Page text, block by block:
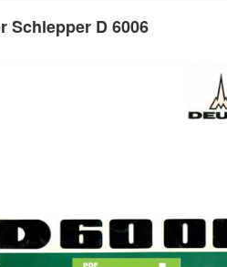
Schlepper D 6006